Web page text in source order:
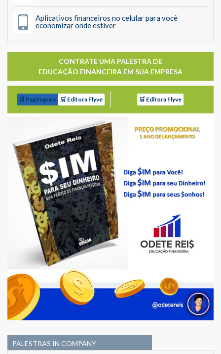
Aplicativos financeiros no celular para você
economizar onde estiver
CONTRATE UMA PALESTRA DE
EDUCAÇÃO FINANCEIRA EM SUA EMPRESA
🛒 PagSeguro 🛒 Editora Flyve 🛒 Editora Flyve
PALESTRAS IN COMPANY